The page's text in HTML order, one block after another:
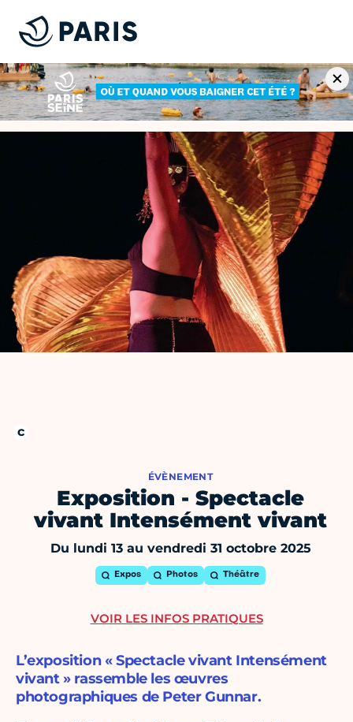
ÉVÈNEMENT
Exposition - Spectacle
vivant Intensément vivant
Du lundi 13 au vendredi 31 octobre 2025
Expos Photos Théâtre
L’exposition « Spectacle vivant Intensément
vivant » rassemble les œuvres
photographiques de Peter Gunnar.
VOIR LES INFOS PRATIQUES